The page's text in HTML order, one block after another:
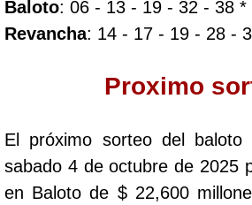
Dorado Mañana
Fantástica Día
Baloto: 06 - 13 - 19 - 32 - 38 *
Revancha: 14 - 17 - 19 - 28 -
Proximo
El próximo sorteo del
sabado 4 de octubre de 2025
en Baloto de $ 22,600